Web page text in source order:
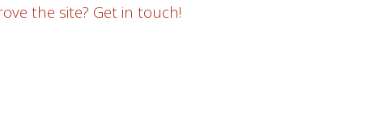
the site? Get in touch!